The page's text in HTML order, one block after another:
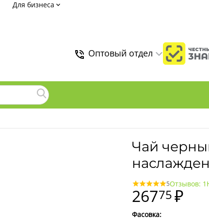
Для бизнеса
Оптовый отдел
Чай
5Отзывов: 1
26775₽
Фасовка: